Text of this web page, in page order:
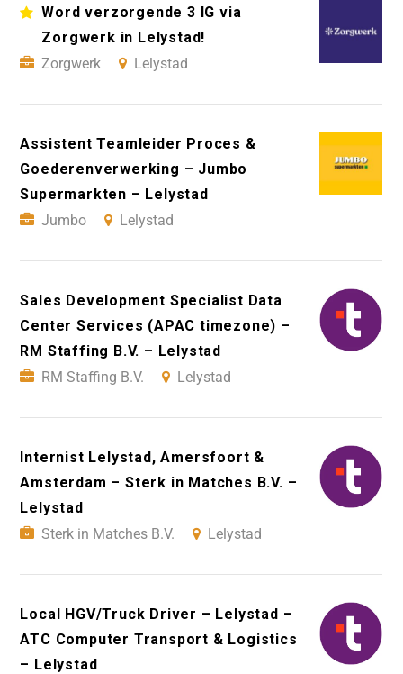
Word verzorgende 3 IG via
Zorgwerk in Lelystad!
Zorgwerk
Lelystad
Assistent Teamleider Proces &
Goederenverwerking – Jumbo
Supermarkten – Lelystad
Jumbo
Lelystad
Sales Development Specialist Data
Center Services (APAC timezone) –
RM Staffing B.V. – Lelystad
RM Staffing B.V.
Lelystad
Internist Lelystad, Amersfoort &
Amsterdam – Sterk in Matches B.V. –
Lelystad
Sterk in Matches B.V.
Lelystad
Local HGV/Truck Driver – Lelystad –
ATC Computer Transport & Logistics
– Lelystad